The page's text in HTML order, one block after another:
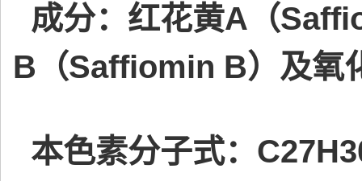
成分：红花黄A（
B（Saffiomin B）及氧
本色素分子式：